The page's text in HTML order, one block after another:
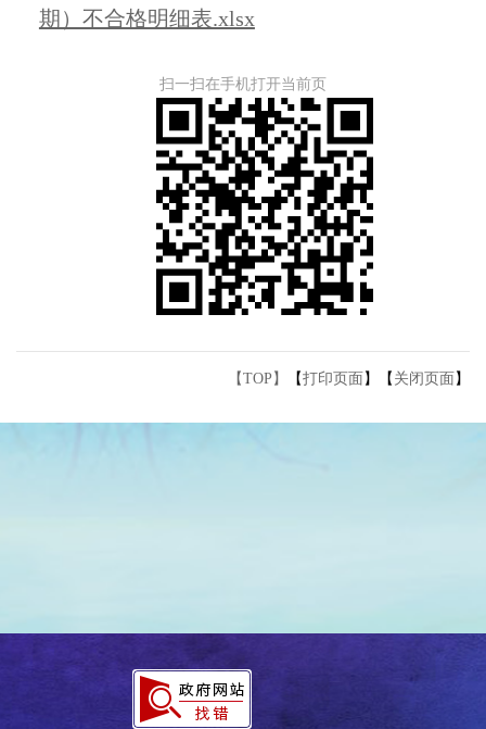
期）不合格明细表.xlsx
扫一扫在手机打开当前页
【TOP】 【打印页面 】【 关闭页面 】